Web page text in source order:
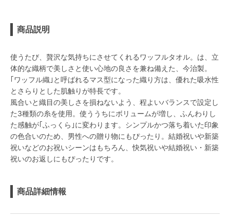
商品説明
使うたび、贅沢な気持ちにさせてくれるワッフルタオル。は、立
体的な織柄で美しさと使い心地の良さを兼ね備えた、今治製。
｢ワッフル織｣と呼ばれるマス型になった織り方は、優れた吸水性
とさらりとした肌触りが特長です。
風合いと織目の美しさを損ねないよう、程よいバランスで設定し
た3種類の糸を使用。使ううちにボリュームが増し、ふんわりし
た感触が｢ふっくら｣に変わります。シンプルかつ落ち着いた印象
の色合いのため、男性への贈り物にもぴったり。結婚祝いや新築
祝いなどのお祝いシーンはもちろん、快気祝いや結婚祝い・新築
祝いのお返しにもぴったりです。
商品詳細情報